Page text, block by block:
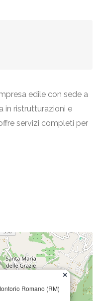
edile con sede a
in ristrutturazioni e
servizi completi per
Romano (RM)
×